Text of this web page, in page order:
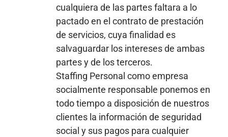
cualquiera de las partes faltara a lo
pactado en el contrato de prestación
de servicios, cuya finalidad es
salvaguardar los intereses de ambas
partes y de los terceros.
Staffing Personal como empresa
socialmente responsable ponemos en
todo tiempo a disposición de nuestros
clientes la información de seguridad
social y sus pagos para cualquier